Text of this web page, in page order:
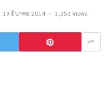
19 มีนาคม 2014 1,353 Views